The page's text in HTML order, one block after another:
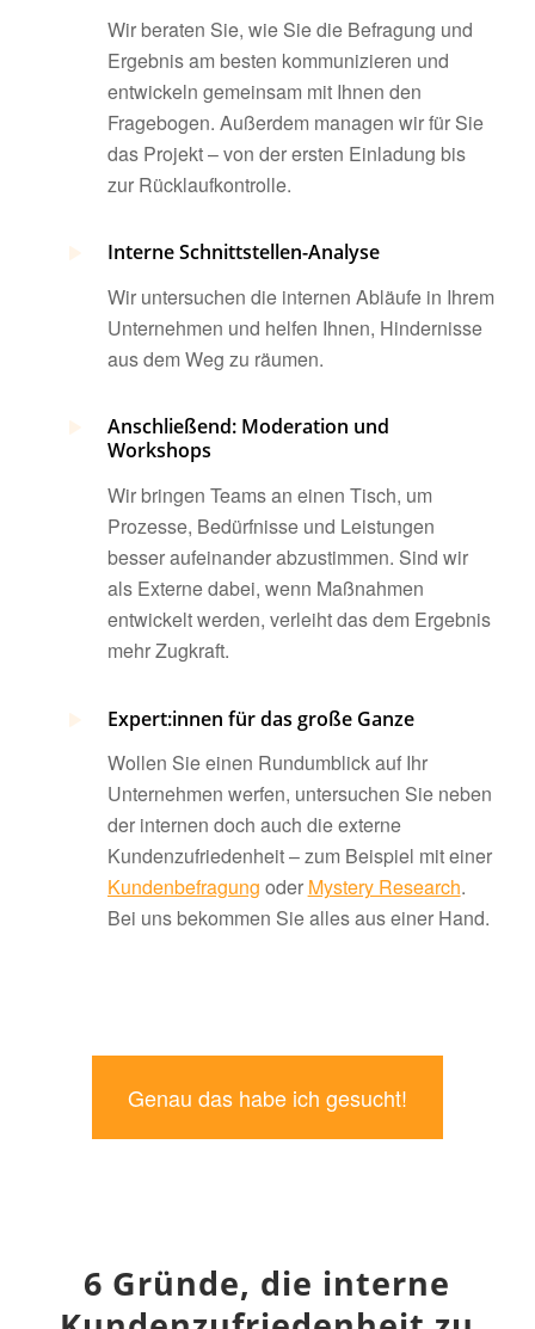
Wir beraten Sie, wie Sie die Befragung und
Ergebnis am besten kommunizieren und
entwickeln gemeinsam mit Ihnen den
Fragebogen. Außerdem managen wir für Sie
das Projekt – von der ersten Einladung bis
zur Rücklaufkontrolle.
Interne Schnittstellen-Analyse
Wir untersuchen die internen Abläufe in Ihrem
Unternehmen und helfen Ihnen, Hindernisse
aus dem Weg zu räumen.
Anschließend: Moderation und
Workshops
Wir bringen Teams an einen Tisch, um
Prozesse, Bedürfnisse und Leistungen
besser aufeinander abzustimmen. Sind wir
als Externe dabei, wenn Maßnahmen
entwickelt werden, verleiht das dem Ergebnis
mehr Zugkraft.
Expert:innen für das große Ganze
Wollen Sie einen Rundumblick auf Ihr
Unternehmen werfen, untersuchen Sie neben
der internen doch auch die externe
Kundenzufriedenheit – zum Beispiel mit einer
Kundenbefragung oder Mystery Research.
Bei uns bekommen Sie alles aus einer Hand.
Genau das habe ich gesucht!
6 Gründe, die interne